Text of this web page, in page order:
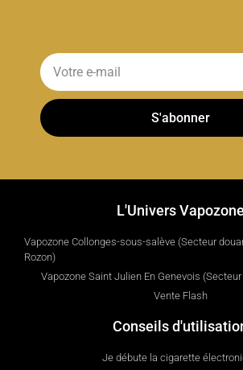
S'abonner
L'Univers Vapozone
Vapozone Collonges-sous-salève (Secteur
Rozon)
Vapozone Saint Julien En Genevois
Vente Flash
Conseils
Je débute la cigarette